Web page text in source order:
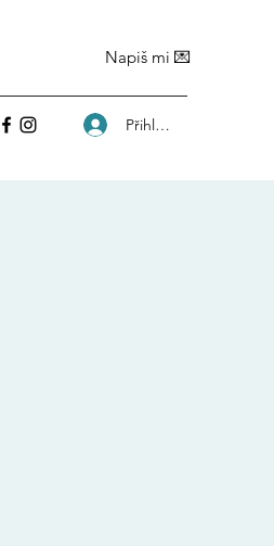
Napiš mi 💌
Přihlásit se